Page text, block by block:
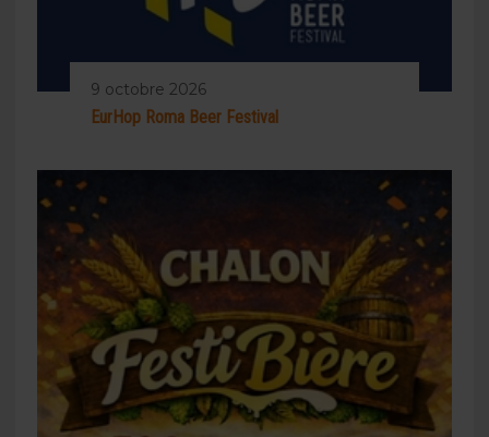
9 octobre 2026
EurHop Roma Beer Festival